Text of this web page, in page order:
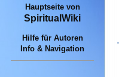
Hauptseitevon
SpiritualWiki
Hilfe für Autoren
Info & Navigation